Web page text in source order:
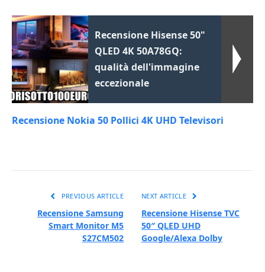
Recensione Hisense 50"
QLED 4K 50A78GQ:
qualità dell'immagine
eccezionale
Recensione Nokia 50 Pollici 4K UHD Televisori
PREVIOUS ARTICLE
Recensione Samsung
Smart Monitor M5
S27CM502
NEXT ARTICLE
Recensione Hisense TVC
50″ QLED UHD
Google/Alexa Dolby